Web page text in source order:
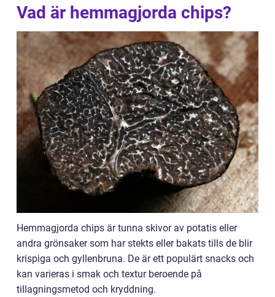
Vad är hemmagjorda chips?
Hemmagjorda chips är tunna skivor av potatis eller
andra grönsaker som har stekts eller bakats tills de blir
krispiga och gyllenbruna. De är ett populärt snacks och
kan varieras i smak och textur beroende på
tillagningsmetod och kryddning.